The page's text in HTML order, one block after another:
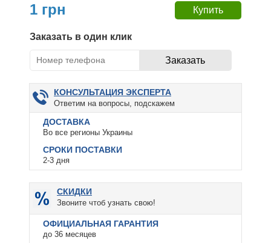
1 грн
Заказать в один клик
КОНСУЛЬТАЦИЯ ЭКСПЕРТА
Ответим на вопросы, подскажем
ДОСТАВКА
Во все регионы Украины
СРОКИ ПОСТАВКИ
2-3 дня
СКИДКИ
Звоните чтоб узнать свою!
ОФИЦИАЛЬНАЯ ГАРАНТИЯ
до 36 месяцев